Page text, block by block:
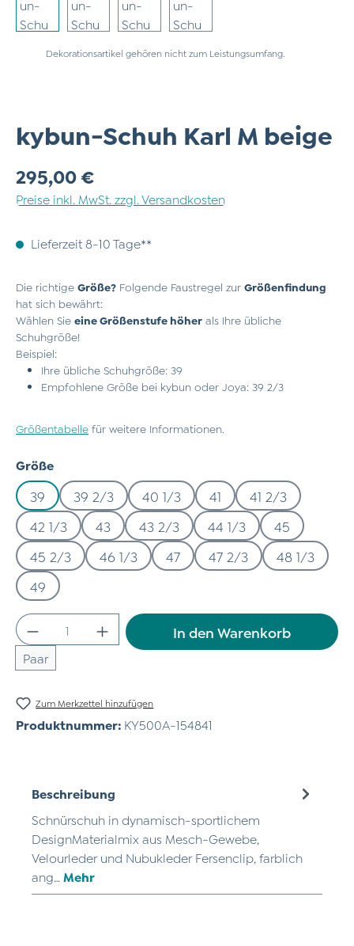
Dekorationsartikel gehören nicht zum Leistungsumfang.
kybun-Schuh Karl M beige
Regulärer Preis:
295,00 €
Preise inkl. MwSt. zzgl. Versandkosten
Lieferzeit 8-10 Tage**
Die richtige Größe? Folgende Faustregel zur Größenfindung
hat sich bewährt:
Wählen Sie eine Größenstufe höher als Ihre übliche
Schuhgröße!
Beispiel:
Ihre übliche Schuhgröße: 39
Empfohlene Größe bei kybun oder Joya: 39 2/3
Größentabelle für weitere Informationen.
Größeauswählen
39 39 2/3 40 1/3 41
41 2/3
42 1/3
43 43 2/3 44 1/3
45
45 2/3
46 1/3 47 47 2/3
48 1/3
49
Produkt Anzahl: Gib den gewünschten
Paar
In den Warenkorb
Zum Merkzettel hinzufügen
Produktnummer: KY500A-154841
Beschreibung
Schnürschuh in dynamisch-sportlichem
DesignMaterialmix aus Mesch-Gewebe,
Velourleder und Nubukleder Fersenclip, farblich
ang… Mehr